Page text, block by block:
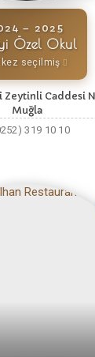
– 2025
Özel Okul
kez seçilmiş
Zeytinli Caddesi
Muğla
319 10 10